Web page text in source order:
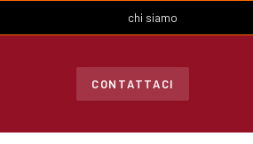
chi siamo
CONTATTACI